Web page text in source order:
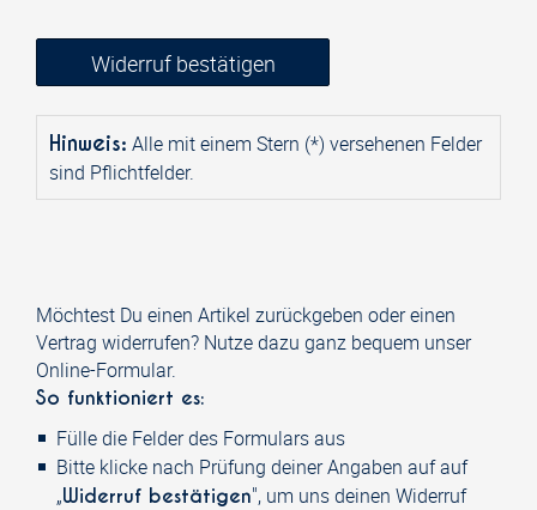
Widerruf bestätigen
Hinweis: Alle mit einem Stern (*) versehenen Felder
sind Pflichtfelder.
Möchtest Du einen Artikel zurückgeben oder einen
Vertrag widerrufen? Nutze dazu ganz bequem unser
Online-Formular.
So funktioniert es:
Fülle die Felder des Formulars aus
Bitte klicke nach Prüfung deiner Angaben auf auf
„Widerruf bestätigen", um uns deinen Widerruf